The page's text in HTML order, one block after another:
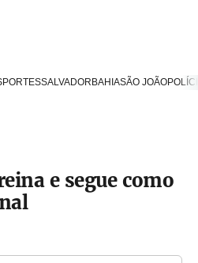
SALVADOR BAHIASÃO JOÃO
e segue como